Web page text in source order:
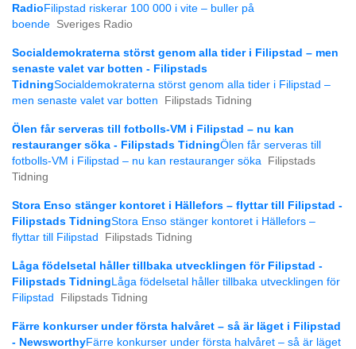
Radio Filipstad riskerar 100 000 i vite – buller på
boende Sveriges Radio
Socialdemokraterna störst genom alla tider i Filipstad – men
senaste valet var botten - Filipstads
TidningSocialdemokraterna störst genom alla tider i Filipstad –
men senaste valet var botten
Filipstads Tidning
Ölen får serveras till fotbolls-VM i Filipstad – nu kan
restauranger söka - Filipstads TidningÖlen får serveras till
fotbolls-VM i Filipstad – nu kan restauranger söka
Filipstads
Tidning
Stora Enso stänger kontoret i Hällefors – flyttar till Filipstad -
Filipstads TidningStora Enso stänger kontoret i Hällefors –
flyttar till Filipstad
Filipstads Tidning
Låga födelsetal håller tillbaka utvecklingen för Filipstad -
Filipstads Tidning Låga födelsetal håller tillbaka utvecklingen för
Filipstad
Filipstads Tidning
Färre konkurser under första halvåret – så är läget i Filipstad
- NewsworthyFärre konkurser under första halvåret – så är läget